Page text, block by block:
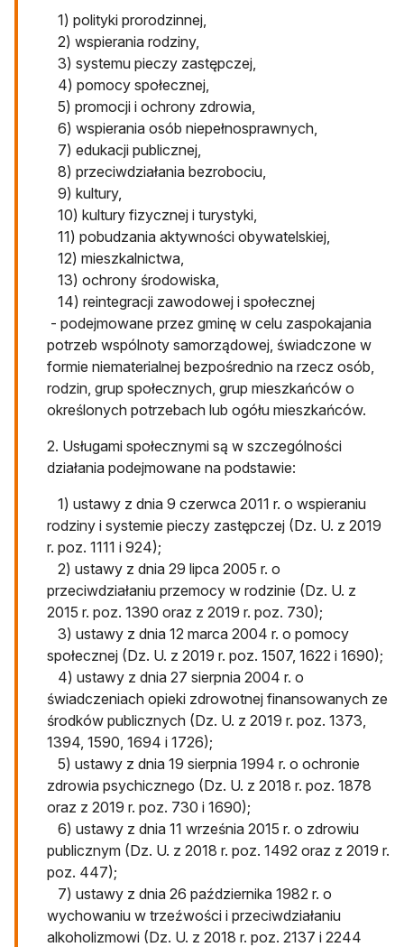
1) polityki prorodzinnej,
2) wspierania rodziny,
3) systemu pieczy zastępczej,
4) pomocy społecznej,
5) promocji i ochrony zdrowia,
6) wspierania osób niepełnosprawnych,
7) edukacji publicznej,
8) przeciwdziałania bezrobociu,
9) kultury,
10) kultury fizycznej i turystyki,
11) pobudzania aktywności obywatelskiej,
12) mieszkalnictwa,
13) ochrony środowiska,
14) reintegracji zawodowej i społecznej
- podejmowane przez gminę w celu zaspokajania
potrzeb wspólnoty samorządowej, świadczone w
formie niematerialnej bezpośrednio na rzecz osób,
rodzin, grup społecznych, grup mieszkańców o
określonych potrzebach lub ogółu mieszkańców.
2. Usługami społecznymi są w szczególności
działania podejmowane na podstawie:
1) ustawy z dnia 9 czerwca 2011 r. o wspieraniu
rodziny i systemie pieczy zastępczej (Dz. U. z 2019
r. poz. 1111 i 924);
2) ustawy z dnia 29 lipca 2005 r. o
przeciwdziałaniu przemocy w rodzinie (Dz. U. z
2015 r. poz. 1390 oraz z 2019 r. poz. 730);
3) ustawy z dnia 12 marca 2004 r. o pomocy
społecznej (Dz. U. z 2019 r. poz. 1507, 1622 i 1690);
4) ustawy z dnia 27 sierpnia 2004 r. o
świadczeniach opieki zdrowotnej finansowanych ze
środków publicznych (Dz. U. z 2019 r. poz. 1373,
1394, 1590, 1694 i 1726);
5) ustawy z dnia 19 sierpnia 1994 r. o ochronie
zdrowia psychicznego (Dz. U. z 2018 r. poz. 1878
oraz z 2019 r. poz. 730 i 1690);
6) ustawy z dnia 11 września 2015 r. o zdrowiu
publicznym (Dz. U. z 2018 r. poz. 1492 oraz z 2019 r.
poz. 447);
7) ustawy z dnia 26 października 1982 r. o
wychowaniu w trzeźwości i przeciwdziałaniu
alkoholizmowi (Dz. U. z 2018 r. poz. 2137 i 2244